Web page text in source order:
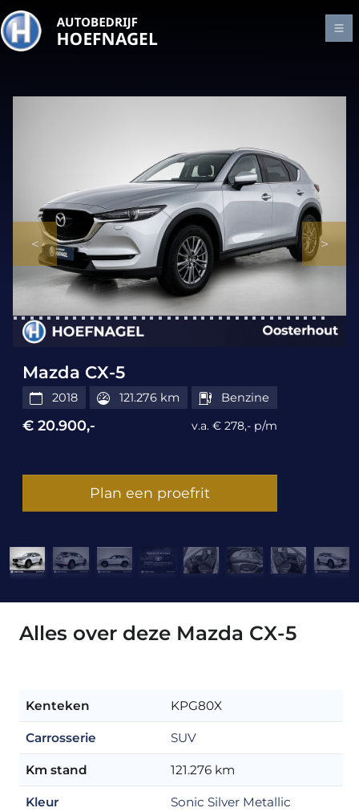
Mazda CX-5
2018 121.276 km Benzine
€ 20.900,- v.a. € 278,- p/m
Plan een proefrit
Alles over deze Mazda CX-5
Kenteken KPG80X
Carrosserie SUV
Km stand 121.276 km
Kleur
Sonic Silver Metallic